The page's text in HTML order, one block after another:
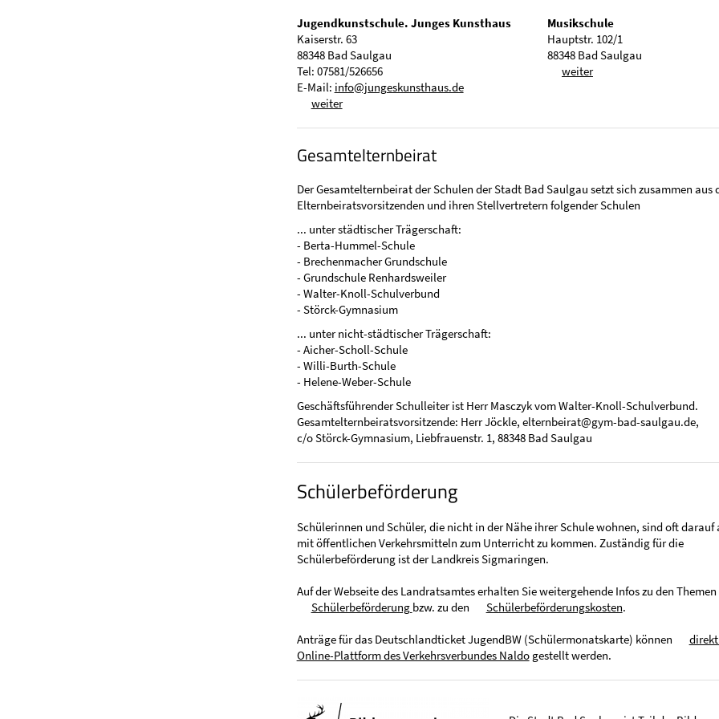
Jugendkunstschule. Junges Kunsthaus
Kaiserstr. 63
88348 Bad Saulgau
Tel: 07581/526656
E-Mail: info@jungeskunsthaus.de
weiter
Musikschule
Hauptstr. 102/1
88348 Bad Saulgau
weiter
Gesamtelternbeirat
Der Gesamtelternbeirat der Schulen der Stadt Bad Saulgau setzt sich zusammen aus
Elternbeiratsvorsitzenden und ihren Stellvertretern folgender Schulen
... unter städtischer Trägerschaft:
- Berta-Hummel-Schule
- Brechenmacher Grundschule
- Grundschule Renhardsweiler
- Walter-Knoll-Schulverbund
- Störck-Gymnasium
... unter nicht-städtischer Trägerschaft:
- Aicher-Scholl-Schule
- Willi-Burth-Schule
- Helene-Weber-Schule
Geschäftsführender Schulleiter ist Herr Masczyk vom Walter-Knoll-Schulverbund.
Gesamtelternbeiratsvorsitzende: Herr Jöckle, elternbeirat@gym-bad-saulgau.de,
c/o Störck-Gymnasium, Liebfrauenstr. 1, 88348 Bad Saulgau
Schülerbeförderung
Schülerinnen und Schüler, die nicht in der Nähe ihrer Schule wohnen, sind oft darauf
mit öffentlichen Verkehrsmitteln zum Unterricht zu kommen. Zuständig für die
Schülerbeförderung ist der Landkreis Sigmaringen.
Auf der Webseite des Landratsamtes erhalten Sie weitergehende Infos zu den Themen
Schülerbeförderung bzw. zu den Schülerbeförderungskosten.
Anträge für das Deutschlandticket JugendBW (Schülermonatskarte) können
Online-Plattform des Verkehrsverbundes Naldogestellt werden.